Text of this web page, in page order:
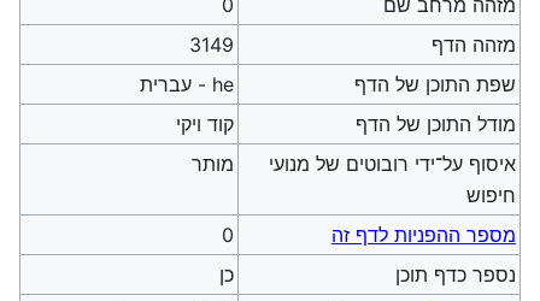
מזהה מרחב שם
0
מזהה הדף
3149
שפת התוכן של הדף
he - עברית
מודל התוכן של הדף
קוד ויקי
איסוף על־ידי רובוטים של מנועי
חיפוש
מותר
מספר ההפניות לדף זה
0
נספר כדף תוכן
כן